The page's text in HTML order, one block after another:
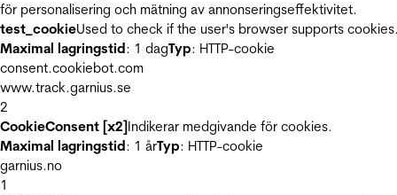
för personalisering och mätning av annonseringseffektivitet.
test_cookieUsed to check if the user's browser supports
Maximal lagringstid: 1 dagTyp: HTTP-cookie
consent.cookiebot.com
www.track.garnius.se
2
CookieConsent [x2]Indikerar medgivande för cookies.
Maximal lagringstid: 1 årTyp: HTTP-cookie
garnius.no
1